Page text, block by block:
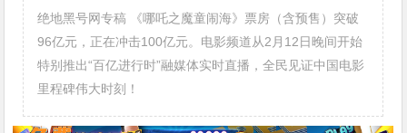
绝地黑号网专稿 《哪吒之魔童闹海》票房（含预售）突破
96亿元，正在冲击100亿元。电影频道从2月12日晚间开始
特别推出“百亿进行时”融媒体实时直播，全民见证中国电影
里程碑伟大时刻！